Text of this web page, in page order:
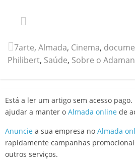
7arte, Almada, Cinema,
Philibert, Saúde, Sobre o
Está a ler um artigo sem acesso pago.
ajudar a manter o Almada online de
Anuncie a sua empresa no Almada
rapidamente campanhas
outros serviços.